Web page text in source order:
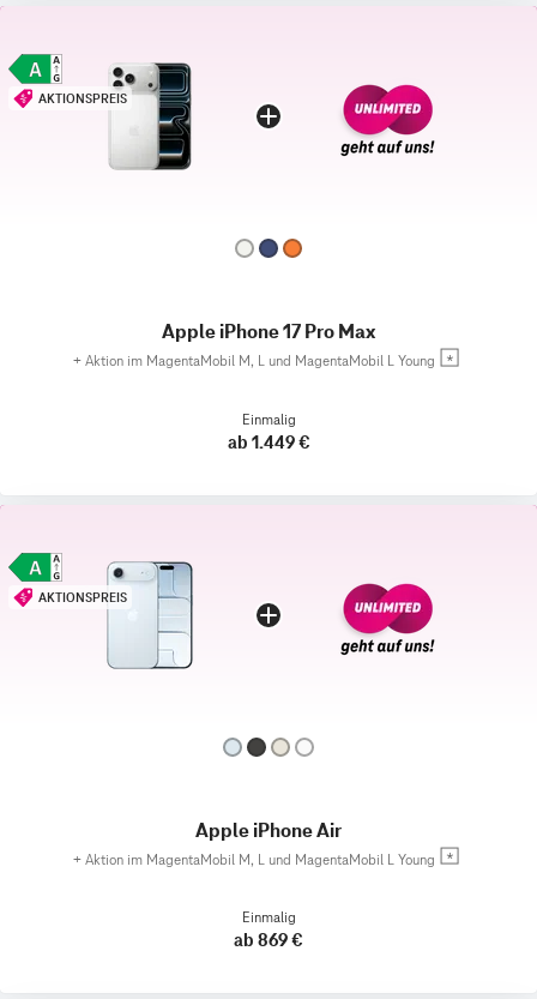
AKTIONSPREIS
Apple iPhone 17 Pro Max
+ Aktion im MagentaMobil M, L und MagentaMobil L Young
Einmalig
ab 1.449 €
AKTIONSPREIS
Apple iPhone Air
+ Aktion im MagentaMobil M, L und MagentaMobil L Young
Einmalig
ab 869 €